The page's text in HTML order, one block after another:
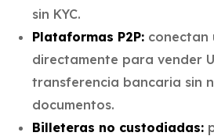
sin KYC.
Plataformas P2P:conectan
directamente para vender
transferencia bancaria sin
documentos.
Billeteras no custodiadas: